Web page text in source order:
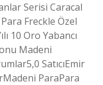
Serisi Caracal
Freckle Özel
10 Oro Yabancı
Madeni
SatıcıEmir
ParaPara